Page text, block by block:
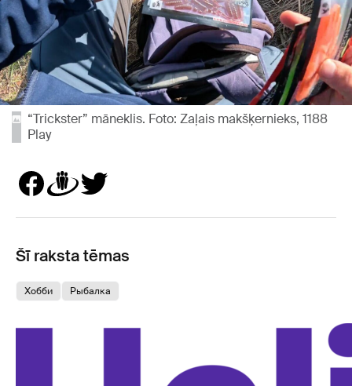
“Trickster” māneklis. Foto: Zaļais makšķernieks, 1188
Play
Šī raksta tēmas
Хобби Pыбалка